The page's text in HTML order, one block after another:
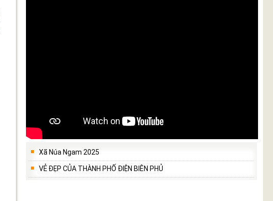
Xã Núa Ngam 2025
VẺ ĐẸP CỦA THÀNH PHỐ ĐIỆN BIÊN PHỦ